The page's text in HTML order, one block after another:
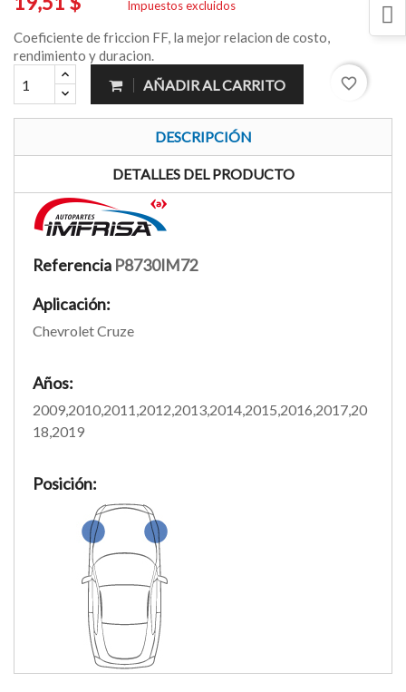
Impuestos excluidos
Coeficiente de friccion FF, la mejor relacion de costo,
rendimiento y duracion.
AÑADIR AL CARRITO favorite_border
DESCRIPCIÓN
DETALLES DEL PRODUCTO
Referencia P8730IM72
Aplicación:
Chevrolet Cruze
Años:
2009,2010,2011,2012,2013,2014,2015,2016,2017,20
18,2019
Posición: